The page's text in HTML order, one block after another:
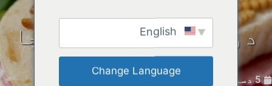
کرنے والی مشین
دوبارہ اسپین پہنچا
دی گئی۔
5 دسمبر 2022
Change Language